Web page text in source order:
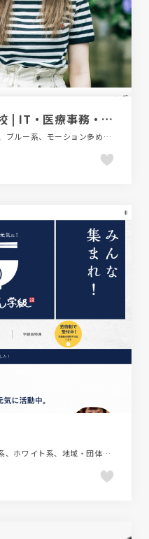
熊本電子ビジネス専門学校 | IT・医療事務・ビジネスを学ぶなら
シンプル、ナチュラル、ブラック系 、ブルー系、モーション多め、大きめ写真、教育・学校、施設・店舗サイト
LP・特集ページ、シンプル、ブルー系、ホワイト系、地域・団体・活動、日本テイスト、飲料・食品